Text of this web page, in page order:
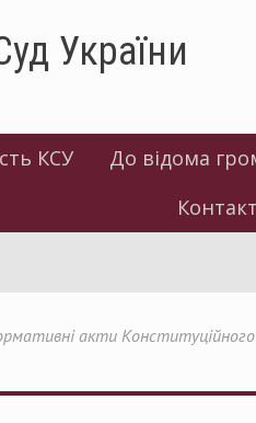
України
КСУ До відома
акти Конституційного